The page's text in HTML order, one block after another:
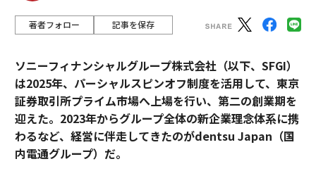
著者フォロー 記事を保存
ソニーフィナンシャルグループ株式会社（以下、SFGI）
は2025年、パーシャルスピンオフ制度を活用して、東京
証券取引所プライム市場へ上場を行い、第二の創業期を
迎えた。2023年からグループ全体の新企業理念体系に携
わるなど、経営に伴走してきたのがdentsu Japan（国
内電通グループ）だ。